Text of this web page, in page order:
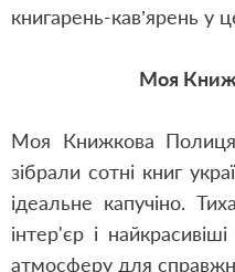
книгарень-кав’ярень у
Моя
Моя Книжкова
зібрали сотні книг
ідеальне капучіно.
інтер'єр і
атмосферу для